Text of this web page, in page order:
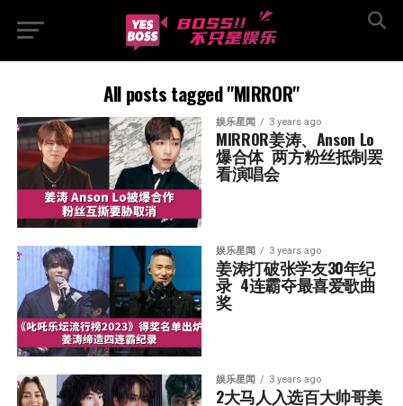
All posts tagged "MIRROR"
娱乐星闻 3 years ago
MIRROR姜涛、Anson Lo
爆合体  两方粉丝抵制罢
看演唱会
娱乐星闻 3 years ago
姜涛打破张学友30年纪
录  4连霸夺最喜爱歌曲
奖
娱乐星闻 3 years ago
2大马人入选百大帅哥美